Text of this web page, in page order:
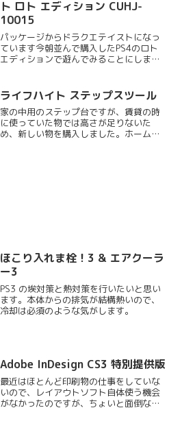
ト ロト エディション CUHJ-
10015
パッケージからドラクエテイストになっ
ています今朝並んで購入したPS4のロト
エディションで遊んでみることにしまし
ップをすることにしました。初めての
PS4なので家族全員わく...
ライフハイト ステップスツール
家の中用のステップ台ですが、賃貸の時
に使っていた物では高さが足りないた
め、新しい物を購入しました。ホームセ
ほこり入れま栓！3 & エアクーラ
ー3
PS3 の埃対策と熱対策を行いたいと思い
ます。本体からの排気が結構熱いので、
冷却は必須のような気がします。
Adobe InDesign CS3 特別提供版
最近はほとんど印刷物の仕事をしていな
いので、レイアウトソフト自体使う機会
がなかったのですが、ちょいと面倒な仕